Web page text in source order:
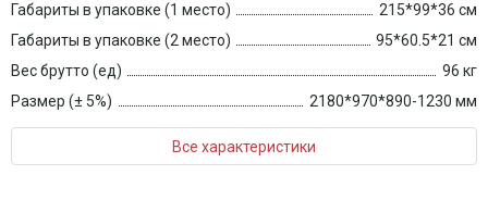
Габариты в упаковке (1 место)
215*99*36 см
Габариты в упаковке (2 место)
95*60.5*21 см
Вес брутто (ед)
96 кг
Размер (± 5%)
2180*970*890-1230 мм
Все характеристики